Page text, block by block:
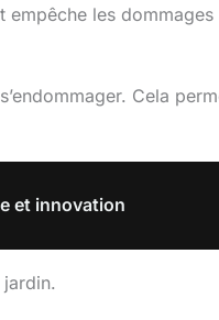
les
Cela
et innovation